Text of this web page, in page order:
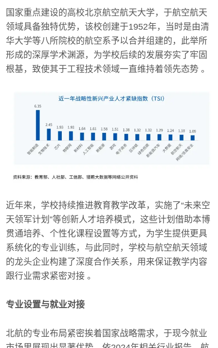
国家重点建设的高校北京航空航天大学，于航空航天
领域具备独特优势，该校创建于1952年，当时是由清
华大学等八所院校的航空系予以合并组建的，此举所
形成的深厚学术渊源，为学校后续的发展夯实了牢固
根基，致使其于工程技术领域一直维持着领先态势 。
近年来，学校持续推进教育教学改革，实施了“未来空
天领军计划”等创新人才培养模式，这些计划借助本博
贯通培养、个性化课程设置等方式，为学生提供更具
系统化的专业训练，与此同时，学校与航空航天领域
的龙头企业构建了深度合作关系，用来保证教学内容
跟行业需求紧密对接 。
专业设置与就业对接
北航的专业布局紧密挨着国家战略需求，于现今就业